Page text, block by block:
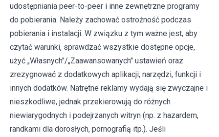
udostępniania peer-to-peer i inne zewnętrzne programy
do pobierania. Należy zachować ostrożność podczas
pobierania i instalacji. W związku z tym ważne jest, aby
czytać warunki, sprawdzać wszystkie dostępne opcje,
użyć „Własnych"/„Zaawansowanych" ustawień oraz
zrezygnować z dodatkowych aplikacji, narzędzi, funkcji i
innych dodatków. Natrętne reklamy wydają się zwyczajne i
nieszkodliwe, jednak przekierowują do różnych
niewiarygodnych i podejrzanych witryn (np. z hazardem,
randkami dla dorosłych, pornografią itp.). Jeśli